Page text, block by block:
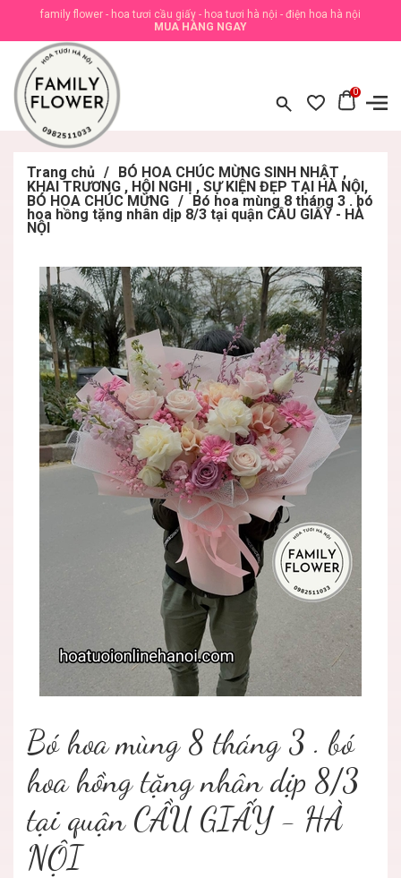
family flower - hoa tươi cầu giấy - hoa tươi hà nội - điện hoa hà nội
MUA HÀNG NGAY
0
Trang chủ / BÓ HOA CHÚC MỪNG SINH NHẬT ,
KHAI TRƯƠNG , HỘI NGHỊ , SỰ KIỆN ĐẸP TẠI HÀ NỘI,
BÓ HOA CHÚC MỪNG / Bó hoa mùng 8 tháng 3 . bó
hoa hồng tặng nhân dịp 8/3 tại quận CẦU GIẤY - HÀ
NỘI
Bó hoa mùng 8 tháng 3 . bó
hoa hồng tặng nhân dịp 8/3
tại quận CẦU GIẤY - HÀ
NỘI